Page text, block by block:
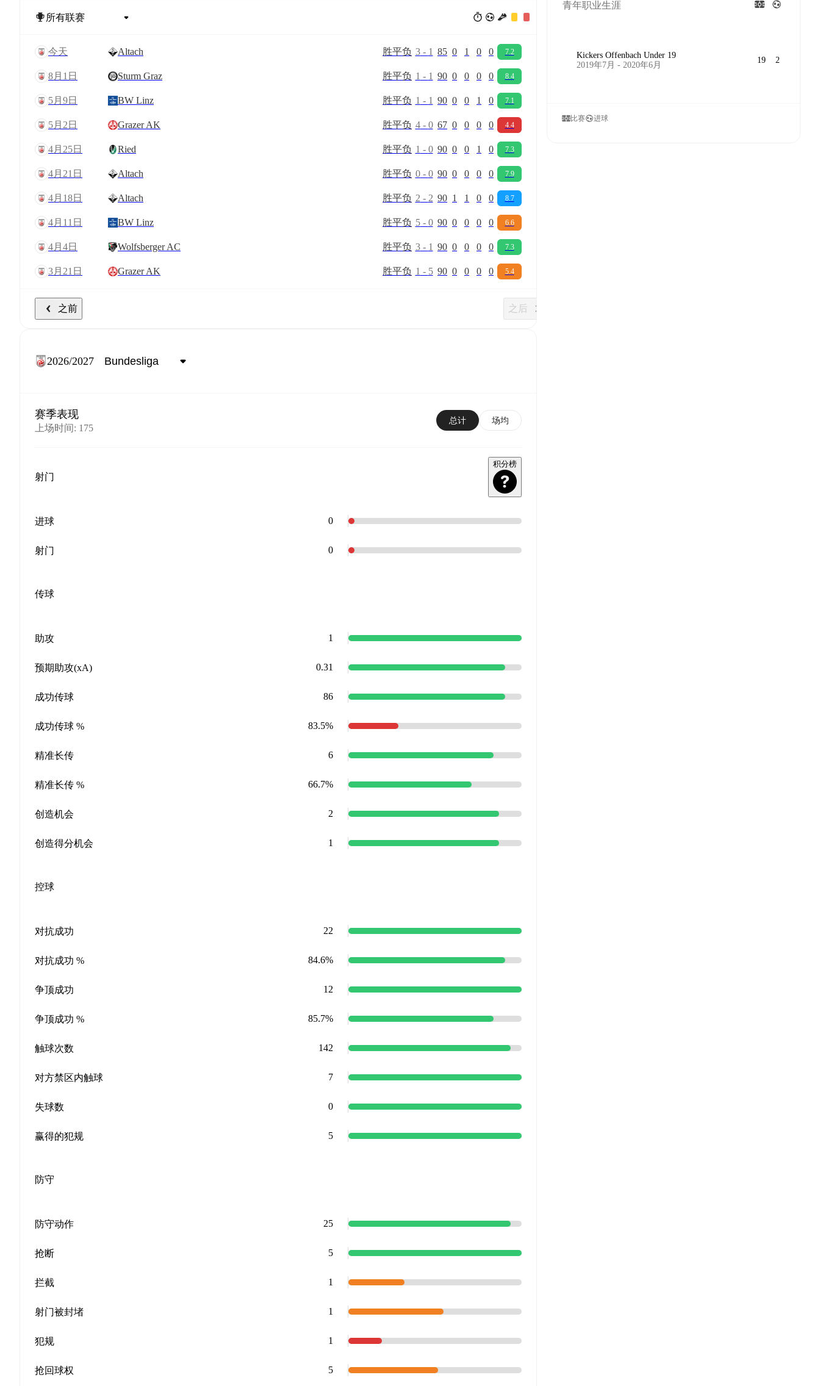
今天 Altach 胜平负 3- 1 85 0 1 0 0 7.2
8月1日 Sturm Graz 胜平负 1 - 1 90 0 0 0 0 8.4
5月9日 BW Linz 胜平负 1 - 1 90 0 0 1 0 7.1
5月2日 Grazer AK 胜平负 4- 0 67 0 0 0 0 4.4
4月25日 Ried 胜平负 1 - 0 90 0 0 1 0 7.3
4月21日 Altach 胜平负 0- 0 90 0 0 0 0 7.9
4月18日 Altach 胜平负 2 - 2 90 1 1 0 0 8.7
4月11日 BW Linz 胜平负 5- 0 90 0 0 0 0 6.6
4月4日 Wolfsberger AC 胜平负 3- 1 90 0 0 0 0 7.3
3月21日 Grazer AK 胜平负 1 - 5 90 0 0 0 0 5.4
之前 之后
2026/2027
赛季表现
上场时间 : 175
总计 场均
射门
积分榜
进球 0
射门 0
传球
助攻 1
预期助攻(xA) 0.31
成功传球 86
成功传球 % 83.5%
精准长传 6
精准长传 % 66.7%
创造机会 2
创造得分机会 1
控球
对抗成功 22
对抗成功 % 84.6%
争顶成功 12
争顶成功 % 85.7%
触球次数 142
对方禁区内触球 7
失球数 0
赢得的犯规 5
防守
防守动作 25
抢断 5
拦截 1
射门被封堵 1
犯规 1
抢回球权 5
青年职业生涯
Kickers Offenbach Under 19
2019年7月 - 2020年6月
19 2
比赛 进球